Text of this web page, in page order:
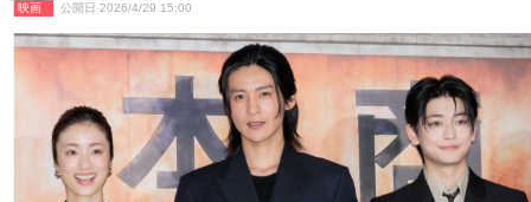
映画 公開日 2026/4/29 15:00